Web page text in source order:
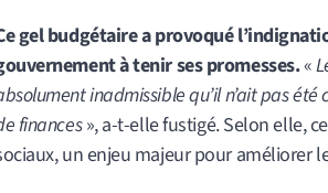
gel budgétaire a provoqué
à tenir ses promesses.«
inadmissible qu’il n’ait pas
finances», a-t-elle fustigé. Selon elle,
un enjeu majeur pour améliorer